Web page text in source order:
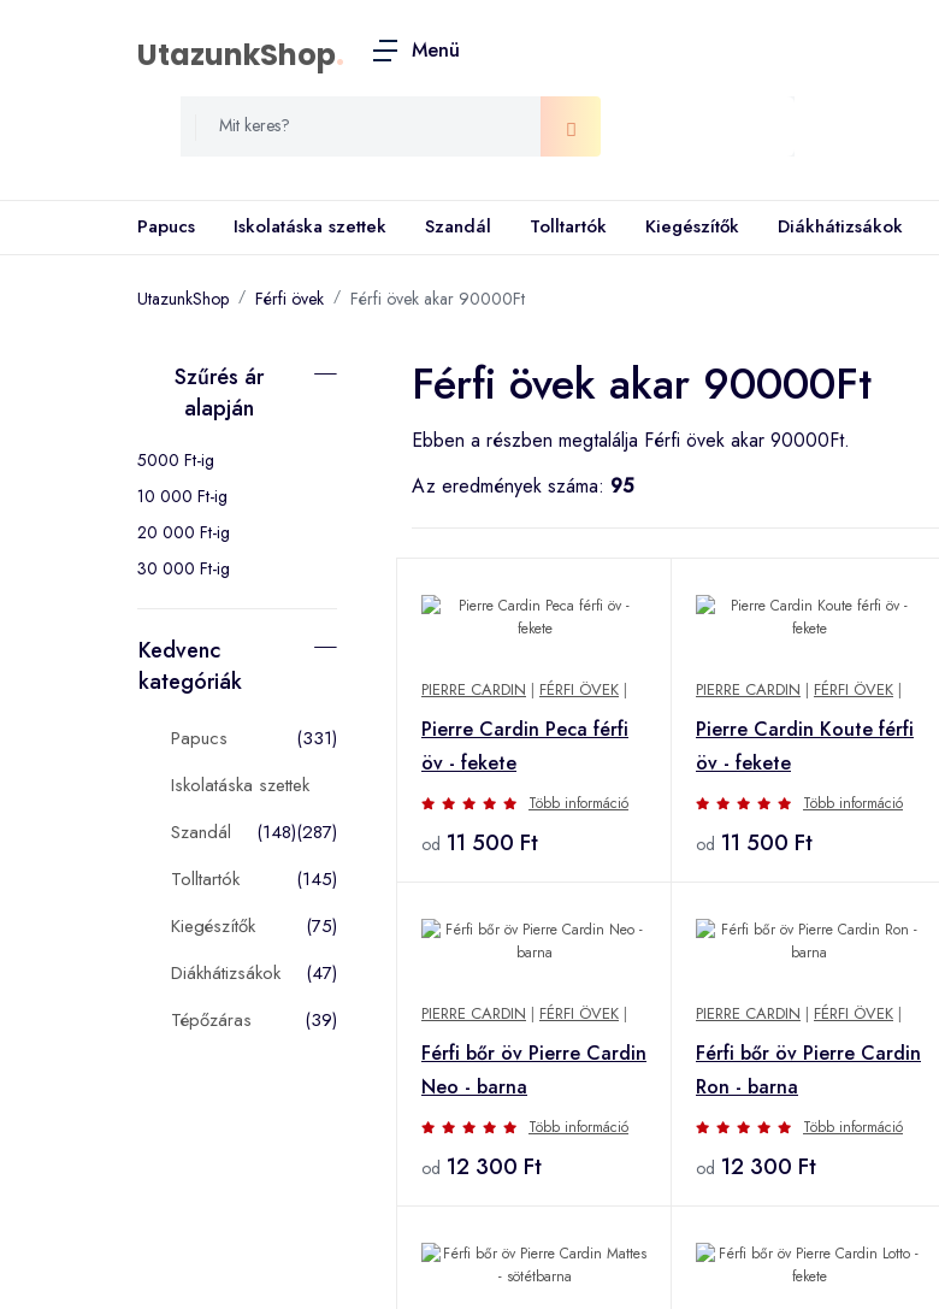
UtazunkShop. Menü
Papucs Iskolatáska szettek Szandál Tolltartók Kiegészítők Diákhátizsákok
UtazunkShop Férfi övek Férfi övek akar 90000Ft
Szűrés ár
alapján
5000 Ft-ig
10 000 Ft-ig
20 000 Ft-ig
30 000 Ft-ig
Kedvenc
kategóriák
Papucs
(331)
Iskolatáska szettek
(287)
Szandál
(148)
Tolltartók
(145)
Kiegészítők
(75)
Diákhátizsákok
(47)
Tépőzáras
(39)
Férfi övek akar 90000Ft
Ebben a részben megtalálja Férfi övek akar 90000Ft.
Az eredmények száma: 95
PIERRE CARDIN | FÉRFI ÖVEK |
Pierre Cardin Peca férfi
öv - fekete
Több információ
od 11 500 Ft
PIERRE CARDIN | FÉRFI ÖVEK |
Pierre Cardin Koute férfi
öv - fekete
Több információ
od 11 500 Ft
PIERRE CARDIN | FÉRFI ÖVEK |
Férfi bőr öv Pierre Cardin
Neo - barna
Több információ
od 12 300 Ft
PIERRE CARDIN | FÉRFI ÖVEK |
Férfi bőr öv Pierre Cardin
Ron - barna
Több információ
od 12 300 Ft